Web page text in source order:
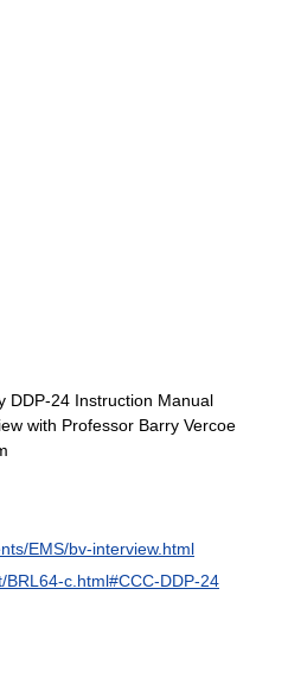
DDP-24 Instruction Manual
with Professor Barry Vercoe
EMS/bv-interview.html
c.html#CCC-DDP-24